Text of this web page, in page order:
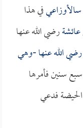
سالأوزاعيفي هذا
عائشةرضي الله عنها
رضي الله عنها -وهي
سنين فأمرها
فدعي